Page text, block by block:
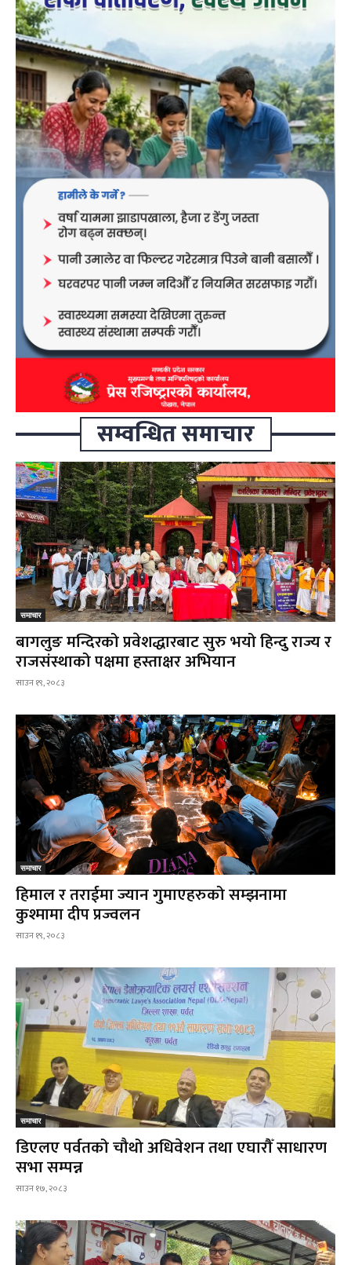
सम्वन्धित समाचार
समाचार
बागलुङ मन्दिरको प्रवेशद्धारबाट सुरु भयो हिन्दु राज्य र
राजसंस्थाको पक्षमा हस्ताक्षर अभियान
साउन १९, २०८३
समाचार
हिमाल र तराईमा ज्यान गुमाएहरुको सम्झनामा
कुश्मामा दीप प्रज्वलन
साउन १९, २०८३
समाचार
डिएलए पर्वतको चौथो अधिवेशन तथा एघारौँ साधारण
सभा सम्पन्न
साउन १७, २०८३